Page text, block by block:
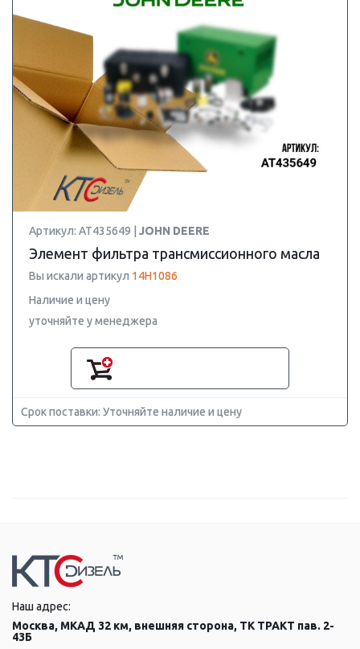
Артикул: AT435649 | JOHN DEERE
Элемент фильтра трансмиссионного масла
Вы искали артикул 14H1086
Наличие и цену
уточняйте у менеджера
Срок поставки: Уточняйте наличие и цену
Наш адрес:
Москва, МКАД 32 км, внешняя сторона, ТК ТРАКТ пав. 2-
43Б